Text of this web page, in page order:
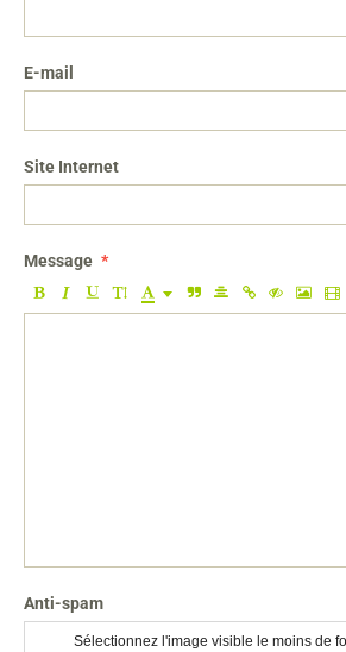
E-mail
Site Internet
Message
Anti-spam
Sélectionnez l'image visible le moins de